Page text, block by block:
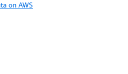
on AWS